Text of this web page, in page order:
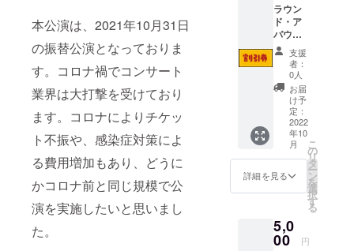
本公演は、2021年10月31日
の振替公演となっておりま
す。コロナ禍でコンサート
業界は大打撃を受けており
ます。コロナによりチケッ
ト不振や、感染症対策によ
る費用増加もあり、どうに
かコロナ前と同じ規模で公
演を実施したいと思いまし
た。
ラウン
ド・ア
バウト
公演共
有割引
券 600
円
支援
者：
0人
お届
け予
定：
2022
年10
月
詳細を見る
こ
の
リ
タ
ー
ン
を
選
択
す
る
5,0
00 円